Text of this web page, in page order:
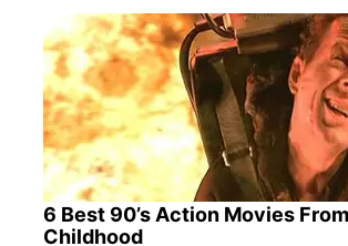
6 Best 90’s Action Movies
Childhood